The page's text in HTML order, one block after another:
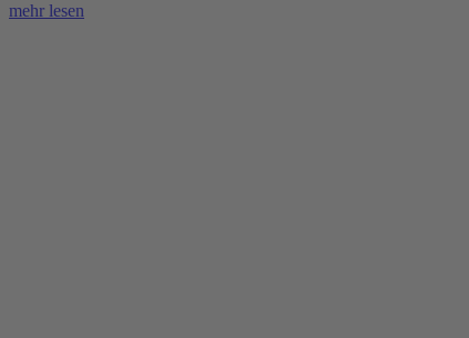
mehr lesen